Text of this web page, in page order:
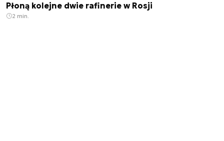
Płoną kolejne dwie rafinerie w Rosji
2 min.